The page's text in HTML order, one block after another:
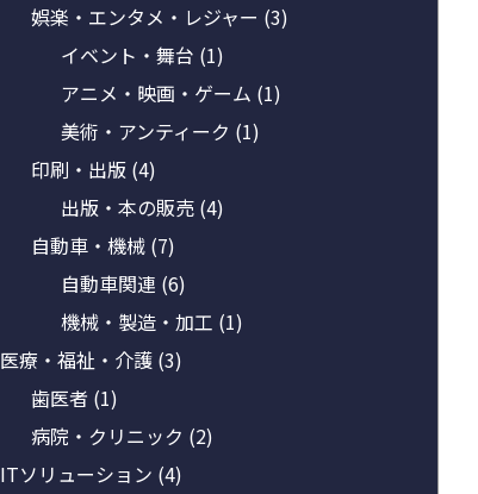
娯楽・エンタメ・レジャー (3)
イベント・舞台 (1)
アニメ・映画・ゲーム (1)
美術・アンティーク (1)
印刷・出版 (4)
出版・本の販売 (4)
自動車・機械 (7)
自動車関連 (6)
機械・製造・加工 (1)
医療・福祉・介護 (3)
歯医者 (1)
病院・クリニック (2)
ITソリューション (4)